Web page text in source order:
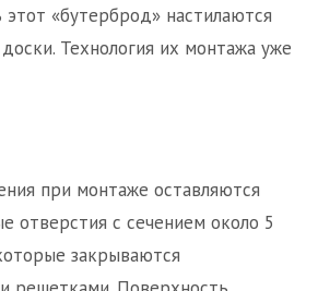
этот «бутерброд» настилаются
Технология их монтажа уже
при монтаже оставляются
отверстия с сечением около 5
закрываются